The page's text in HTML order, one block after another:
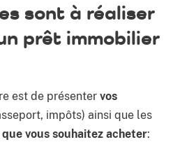
sont à réaliser
prêt immobilier
est de présenter vos
impôts) ainsi que les
vous souhaitez acheter: